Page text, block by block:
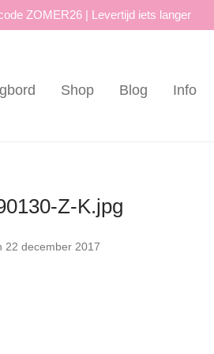
ZOMER26 | Levertijd iets langer
Shop Blog Info
Z-K.jpg
22 december 2017